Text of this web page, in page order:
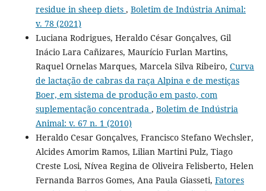
residue in sheep diets , Boletim de Indústria Animal:
v. 78 (2021)
Luciana Rodrigues, Heraldo César Gonçalves, Gil
Inácio Lara Cañizares, Maurício Furlan Martins,
Raquel Ornelas Marques, Marcela Silva Ribeiro, Curva
de lactação de cabras da raça Alpina e de mestiças
Boer, em sistema de produção em pasto, com
suplementação concentrada , Boletim de Indústria
Animal: v. 67 n. 1 (2010)
Heraldo Cesar Gonçalves, Francisco Stefano Wechsler,
Alcides Amorim Ramos, Lilian Martini Pulz, Tiago
Creste Losi, Nívea Regina de Oliveira Felisberto, Helen
Fernanda Barros Gomes, Ana Paula Giasseti, Fatores